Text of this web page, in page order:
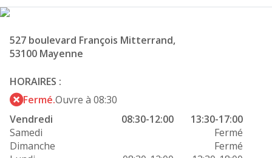
527 boulevard François Mitterrand,
53100 Mayenne
HORAIRES :
Fermé.Ouvre à 08:30
Vendredi
08:30-12:00
13:30-17:00
Samedi
Fermé
Dimanche
Fermé